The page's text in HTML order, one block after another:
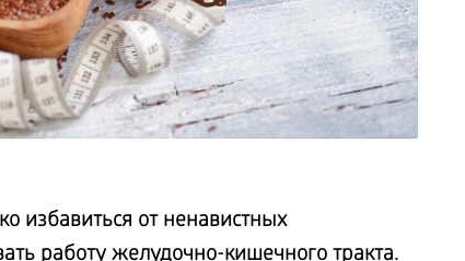
избавиться от ненавистных
работу желудочно-кишечного тракта.